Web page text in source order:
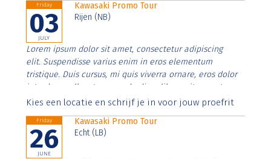
Friday
03
JULY
Kawasaki Promo Tour
Rijen (NB)
Lorem ipsum dolor sit amet, consectetur adipiscing
elit. Suspendisse varius enim in eros elementum
tristique. Duis cursus, mi quis viverra ornare, eros dolor
interdum nulla, ut commodo diam libero vitae erat.
Aenean faucibus nibh et justo cursus id rutrum lorem
Kies een locatie en schrijf je in voor jouw proefrit
Friday
26
JUNE
Kawasaki Promo Tour
Echt (LB)